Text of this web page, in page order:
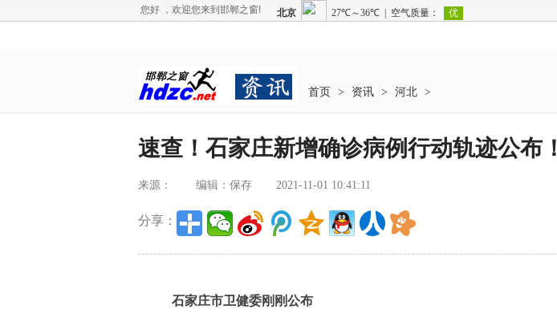
您好 ，欢迎您来到邯郸之窗!
首页 > 资讯 > 河北 >
速查！石家庄新增确诊病例行动轨迹​公布！
来源： 编辑：保存 2021-11-01 10:41:11
分享：
石家庄市卫健委刚刚公布